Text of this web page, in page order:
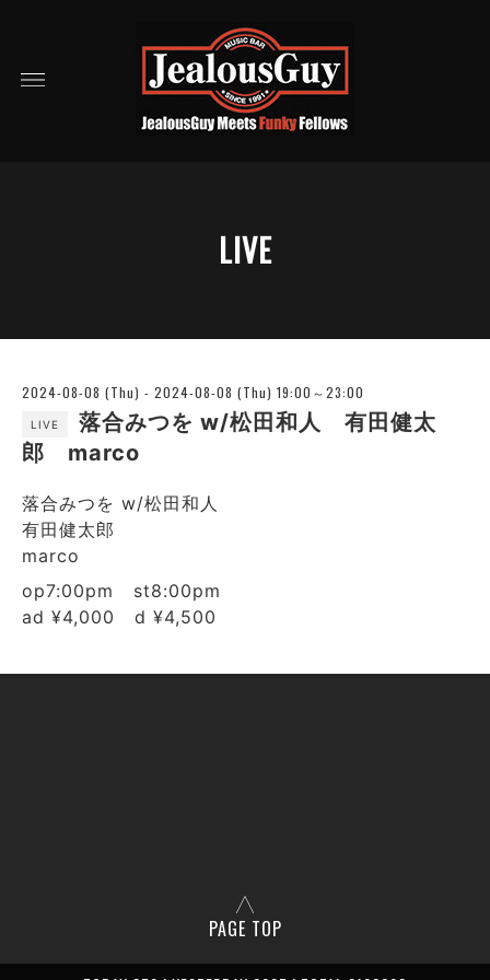
LIVE
2024-08-08 (Thu) - 2024-08-08 (Thu) 19:00～23:00
LIVE
落合みつを w/松田和人 有田健太
郎 marco
落合みつを w/松田和人
有田健太郎
marco
op7:00pm st8:00pm
ad ¥4,000 d ¥4,500
PAGE TOP